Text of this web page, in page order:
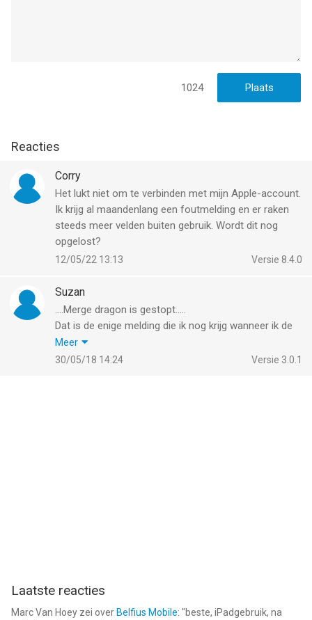
Voorwaarden van Zynga, te vinden op
en iPod touch met iOS versie 15.0 of hoger, geschikt bevonden
voor gebruikers met leeftijden vanaf9 jaar.
Informatie voor Merge Dragons!is het laatst vergeleken op 8
Aug om 16:09.
1024
Reacties
Corry
Het lukt niet om te verbinden met mijn Apple-account.
Ik krijg al maandenlang een foutmelding en er raken
steeds meer velden buiten gebruik. Wordt dit nog
opgelost?
Versie 8.4.0
12/05/22 13:13
Suzan
....Merge dragon is gestopt.....
Dat is de enige melding die ik nog krijg wanneer ik de
app probeer te openen. Wat is hiervan de reden?
Enkele maanden geleden kreeg ik deze melding ook;
Meer
Versie 3.0.1
30/05/18 14:24
Laatste reacties
Marc Van Hoey zei over Belfius Mobile: "beste, iPadgebruik, na